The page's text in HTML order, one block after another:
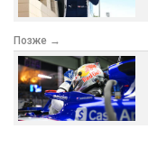
Позже →